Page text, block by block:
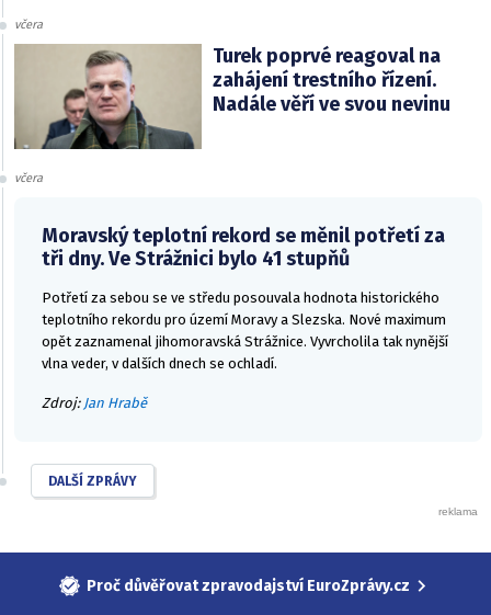
včera
Turek poprvé reagoval na
zahájení trestního řízení.
Nadále věří ve svou nevinu
včera
Moravský teplotní rekord se měnil potřetí za
tři dny. Ve Strážnici bylo 41 stupňů
Potřetí za sebou se ve středu posouvala hodnota historického
teplotního rekordu pro území Moravy a Slezska. Nové maximum
opět zaznamenal jihomoravská Strážnice. Vyvrcholila tak nynější
vlna veder, v dalších dnech se ochladí.
Zdroj: Jan Hrabě
DALŠÍ ZPRÁVY
Proč důvěřovat zpravodajství EuroZprávy.cz